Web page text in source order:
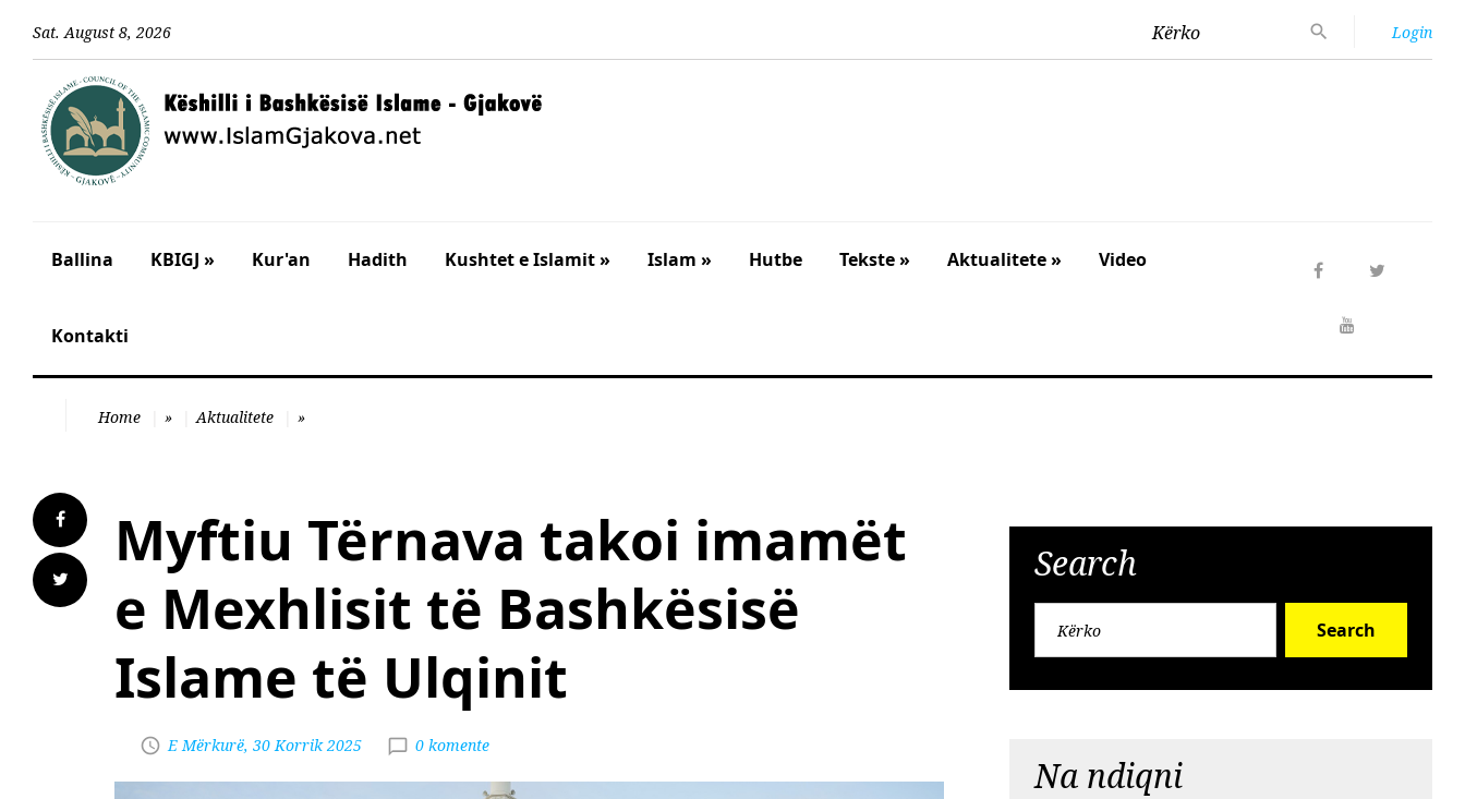
Sat. August 8, 2026 Kërko Login
Ballina KBIGJ » Kur'an Hadith Kushtet e Islamit » Islam » Hutbe Tekste » Aktualitete » Video
Kontakti
Home » Aktualitete »
Myftiu Tërnava takoi imamët
e Mexhlisit të Bashkësisë
Islame të Ulqinit
E Mërkurë, 30 Korrik 2025 0 komente
Search
Search
Na ndiqni